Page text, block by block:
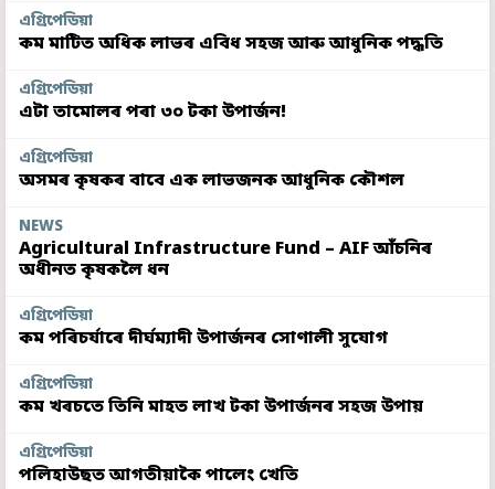
এগ্ৰিপেডিয়া
কম মাটিত অধিক লাভৰ এবিধ সহজ আৰু আধুনিক পদ্ধতি
এগ্ৰিপেডিয়া
এটা তামোলৰ পৰা ৩০ টকা উপাৰ্জন!
এগ্ৰিপেডিয়া
অসমৰ কৃষকৰ বাবে এক লাভজনক আধুনিক কৌশল
NEWS
Agricultural Infrastructure Fund – AIF আঁচনিৰ
অধীনত কৃষকলৈ ধন
এগ্ৰিপেডিয়া
কম পৰিচৰ্যাৰে দীৰ্ঘম্যাদী উপাৰ্জনৰ সোণালী সুযোগ
এগ্ৰিপেডিয়া
কম খৰচতে তিনি মাহত লাখ টকা উপাৰ্জনৰ সহজ উপায়
এগ্ৰিপেডিয়া
পলিহাউছত আগতীয়াকৈ পালেং খেতি